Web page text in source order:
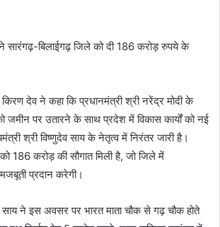
देव ने कहा कि प्रधानमंत्री श्री नरेंद्र मोदी के
जमीन पर उतारने के साथ प्रदेश में विकास कार्यों को नई
श्री विष्णुदेव साय के नेतृत्व में निरंतर जारी है।
186 करोड़ की सौगात मिली है, जो जिले में
प्रदान करेगी।
साय ने इस अवसर पर भारत माता चौक से गढ़ चौक होते